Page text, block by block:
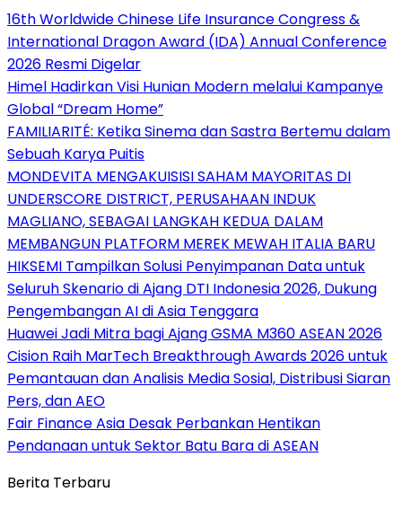
16th Worldwide Chinese Life Insurance Congress &
International Dragon Award (IDA) Annual Conference
2026 Resmi Digelar
Himel Hadirkan Visi Hunian Modern melalui Kampanye
Global “Dream Home”
FAMILIARITÉ: Ketika Sinema dan Sastra Bertemu dalam
Sebuah Karya Puitis
MONDEVITA MENGAKUISISI SAHAM MAYORITAS DI
UNDERSCORE DISTRICT, PERUSAHAAN INDUK
MAGLIANO, SEBAGAI LANGKAH KEDUA DALAM
MEMBANGUN PLATFORM MEREK MEWAH ITALIA BARU
HIKSEMI Tampilkan Solusi Penyimpanan Data untuk
Seluruh Skenario di Ajang DTI Indonesia 2026, Dukung
Pengembangan AI di Asia Tenggara
Huawei Jadi Mitra bagi Ajang GSMA M360 ASEAN 2026
Cision Raih MarTech Breakthrough Awards 2026 untuk
Pemantauan dan Analisis Media Sosial, Distribusi Siaran
Pers, dan AEO
Fair Finance Asia Desak Perbankan Hentikan
Pendanaan untuk Sektor Batu Bara di ASEAN
Berita Terbaru